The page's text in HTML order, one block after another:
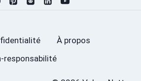
À propos
responsabilité